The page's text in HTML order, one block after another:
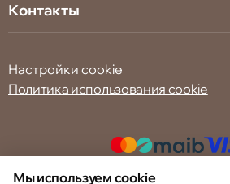
Контакты
Настройки cookie
Политика использования cookie
Мы используем cookie